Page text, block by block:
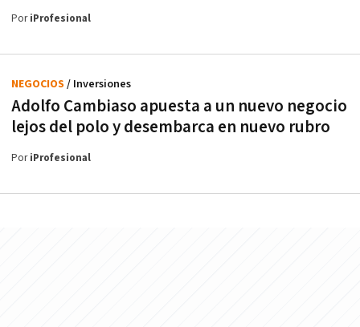
PoriProfesional
Adolfo Cambiaso apuesta a un nuevo negocio
lejos del polo y desembarca en nuevo rubro
NEGOCIOS / Inversiones
PoriProfesional